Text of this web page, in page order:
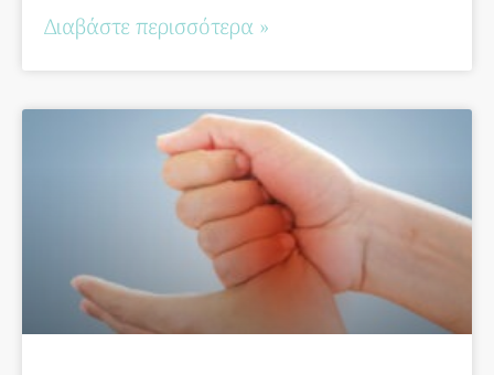
Διαβάστε περισσότερα »